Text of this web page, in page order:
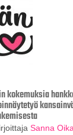
kokemuksia
Sanna